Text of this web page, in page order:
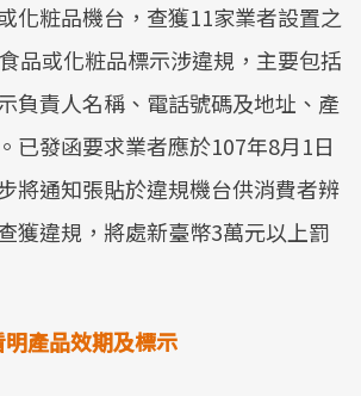
化粧品機台，查獲11家業者設置之
品或化粧品標示涉違規，主要包括
負責人名稱、電話號碼及地址、產
已發函要求業者應於107年8月1日
將通知張貼於違規機台供消費者辨
獲違規，將處新臺幣3萬元以上罰
產品效期及標示